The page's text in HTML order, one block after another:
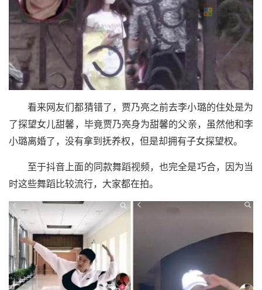
看来网友们都猜错了，贾乃亮之前去李小璐的住处是为
了探望女儿甜馨，毕竟贾乃亮身为甜馨的父亲，虽然他和李
小璐离婚了，没有拿到抚养权，但是却拥有子女探望权。
至于抖音上面的同款舞蹈视频，也完全是巧合，因为当
时这些舞蹈比较流行，大家都在拍。